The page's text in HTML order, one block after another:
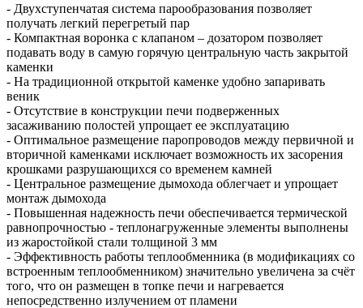
- Двухступенчатая система парообразования позволяет
получать легкий перегретый пар
- Компактная воронка с клапаном – дозатором позволяет
подавать воду в самую горячую центральную часть закрытой
каменки
- На традиционной открытой каменке удобно запаривать
веник
- Отсутствие в конструкции печи подверженных
засаживанию полостей упрощает ее эксплуатацию
- Оптимальное размещение паропроводов между первичной и
вторичной каменками исключает возможность их засорения
крошками разрушающихся со временем камней
- Центральное размещение дымохода облегчает и упрощает
монтаж дымохода
- Повышенная надежность печи обеспечивается термической
равнопрочностью - теплонагруженные элементы выполнены
из жаростойкой стали толщиной 3 мм
- Эффективность работы теплообменника (в модификациях со
встроенным теплообменником) значительно увеличена за счёт
того, что он размещен в топке печи и нагревается
непосредственно излучением от пламени